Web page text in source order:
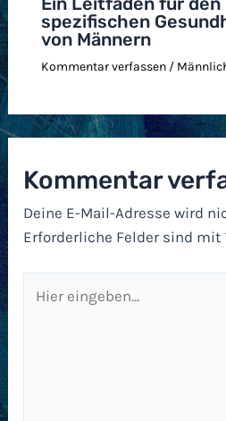
spezifischen
von Männern
Kommentar verfassen /
Kommentar
Deine E-Mail-Adresse wird
Erforderliche Felder sind mit
eingeben…